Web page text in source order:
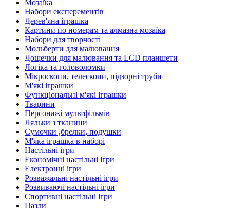
Мозаїка
Набори експерементів
Дерев'яна іграшка
Картини по номерам та алмазна мозаїка
Набори для творчості
Мольберти для малювання
Дощечки для малювання та LCD планшети
Логіка та головоломки
Мікроскопи, телескопи, підзорні труби
М'які іграшки
Функціональні м'які іграшки
Тварини
Персонажі мультфільмів
Ляльки з тканини
Сумочки ,брелки, подушки
М'яка іграшка в наборі
Настільні ігри
Економічні настільні ігри
Електронні ігри
Розважальні настільні ігри
Розвиваючі настільні ігри
Спортивні настільні ігри
Пазли